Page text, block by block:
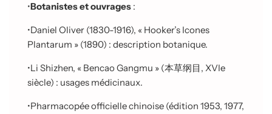
•Botanistes et ouvrages :
•Daniel Oliver (1830-1916), « Hooker’s Icones
Plantarum » (1890) : description botanique.
•Li Shizhen, « Bencao Gangmu » (本草纲目 , XVIe
siècle) : usages médicinaux.
•Pharmacopée officielle chinoise (édition 1953, 1977,